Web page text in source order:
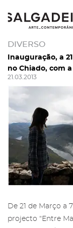
DIVERSO
Inauguração, a
no Chiado, com
21.03.2013
De 21 de Março a
projecto “ Entre